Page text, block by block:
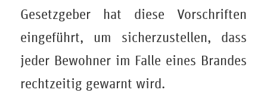
Gesetzgeber hat diese Vorschriften
eingeführt, um sicherzustellen, dass
jeder Bewohner im Falle eines Brandes
rechtzeitig gewarnt wird.